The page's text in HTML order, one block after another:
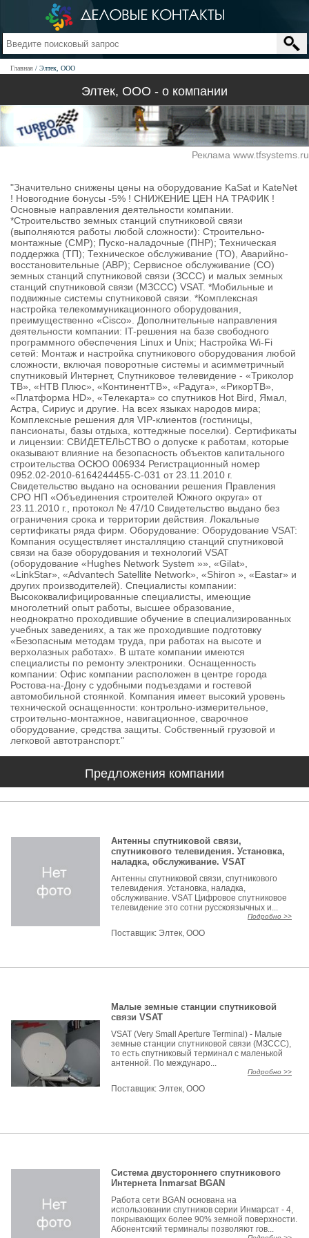
Главная Элтек, ООО
Элтек, ООО - о компании
Реклама www.tfsystems.ru
"Значительно снижены цены на оборудование KaSat и KateNet
! Новогодние бонусы -5% ! СНИЖЕНИЕ ЦЕН НА ТРАФИК !
Основные направления деятельности компании.
*Строительство земных станций спутниковой связи
(выполняются работы любой сложности): Строительно-
монтажные (СМР); Пуско-наладочные (ПНР); Техническая
поддержка (ТП); Техническое обслуживание (ТО), Аварийно-
восстановительные (АВР); Сервисное обслуживание (СО)
земных станций спутниковой связи (ЗССС) и малых земных
станций спутниковой связи (МЗССС) VSAT. *Мобильные и
подвижные системы спутниковой связи. *Комплексная
настройка телекоммуникационного оборудования,
преимущественно «Cisco». Дополнительные направления
деятельности компании: IT-решения на базе свободного
программного обеспечения Linux и Unix; Настройка Wi-Fi
сетей: Монтаж и настройка спутникового оборудования любой
сложности, включая поворотные системы и асимметричный
спутниковый Интернет, Спутниковое телевидение - «Триколор
ТВ», «НТВ Плюс», «КонтинентТВ», «Радуга», «РикорТВ»,
«Платформа HD», «Телекарта» со спутников Hot Bird, Ямал,
Астра, Сириус и другие. На всех языках народов мира;
Комплексные решения для VIP-клиентов (гостиницы,
пансионаты, базы отдыха, коттеджные поселки). Сертификаты
и лицензии: СВИДЕТЕЛЬСТВО о допуске к работам, которые
оказывают влияние на безопасность объектов капитального
строительства ОСЮО 006934 Регистрационный номер
0952.02-2010-6164244455-С-031 от 23.11.2010 г.
Свидетельство выдано на основании решения Правления
СРО НП «Объединения строителей Южного округа» от
23.11.2010 г., протокол № 47/10 Свидетельство выдано без
ограничения срока и территории действия. Локальные
сертификаты ряда фирм. Оборудование: Оборудование VSAT:
Компания осуществляет инсталляцию станций спутниковой
связи на базе оборудования и технологий VSAT
(оборудование «Hughes Network System »», «Gilat»,
«LinkStar», «Advantech Satellite Network», «Shiron », «Eastar» и
других производителей). Специалисты компании:
Высококвалифицированные специалисты, имеющие
многолетний опыт работы, высшее образование,
неоднократно проходившие обучение в специализированных
учебных заведениях, а так же проходившие подготовку
«Безопасным методам труда, при работах на высоте и
верхолазных работах». В штате компании имеются
специалисты по ремонту электроники. Оснащенность
компании: Офис компании расположен в центре города
Ростова-на-Дону с удобными подъездами и гостевой
автомобильной стоянкой. Компания имеет высокий уровень
технической оснащенности: контрольно-измерительное,
строительно-монтажное, навигационное, сварочное
оборудование, средства защиты. Собственный грузовой и
легковой автотранспорт."
Предложения компании
Антенны спутниковой связи,
спутникового телевидения. Установка,
наладка, обслуживание. VSAT
Антенны спутниковой связи, спутникового
телевидения. Установка, наладка,
обслуживание. VSAT Цифровое спутниковое
телевидение это сотни русскоязычных и...
Подробно >>
Поставщик: Элтек, ООО
Малые земные станции спутниковой
связи VSAT
VSAT (Very Small Aperture Terminal) - Малые
земные станции спутниковой связи (МЗССС),
то есть спутниковый терминал с маленькой
антенной. По междунаро...
Подробно >>
Поставщик: Элтек, ООО
Система двустороннего спутникового
Интернета Inmarsat BGAN
Работа сети BGAN основана на
использовании спутников серии Инмарсат - 4,
покрывающих более 90% земной поверхности.
Абонентский терминалы позволяют гов...